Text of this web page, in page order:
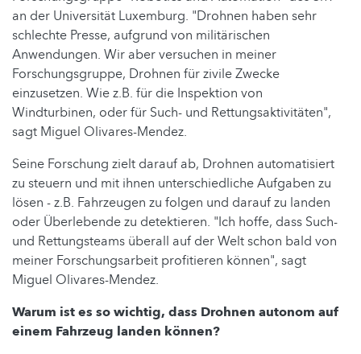
an der Universität Luxemburg. "Drohnen haben sehr
schlechte Presse, aufgrund von militärischen
Anwendungen. Wir aber versuchen in meiner
Forschungsgruppe, Drohnen für zivile Zwecke
einzusetzen. Wie z.B. für die Inspektion von
Windturbinen, oder für Such- und Rettungsaktivitäten",
sagt Miguel Olivares-Mendez.
Seine Forschung zielt darauf ab, Drohnen automatisiert
zu steuern und mit ihnen unterschiedliche Aufgaben zu
lösen - z.B. Fahrzeugen zu folgen und darauf zu landen
oder Überlebende zu detektieren. "Ich hoffe, dass Such-
und Rettungsteams überall auf der Welt schon bald von
meiner Forschungsarbeit profitieren können", sagt
Miguel Olivares-Mendez.
Warum ist es so wichtig, dass Drohnen autonom auf
einem Fahrzeug landen können?